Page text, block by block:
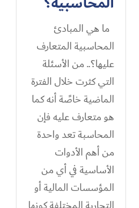
ما هي المبادئ
المحاسبية المتعارف
عليها​؟.. من الأسئلة
التي كثرت خلال الفترة
الماضية خاصًة أنه كما
هو متعارف عليه فإن
المحاسبة تعد واحدة
من أهم الأدوات
الأساسية في أي من
المؤسسات المالية أو